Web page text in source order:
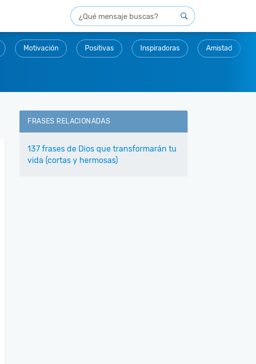
Motivación Positivas Inspiradoras Amistad
FRASES RELACIONADAS
137 frases de Dios que transformarán tu
vida (cortas y hermosas)